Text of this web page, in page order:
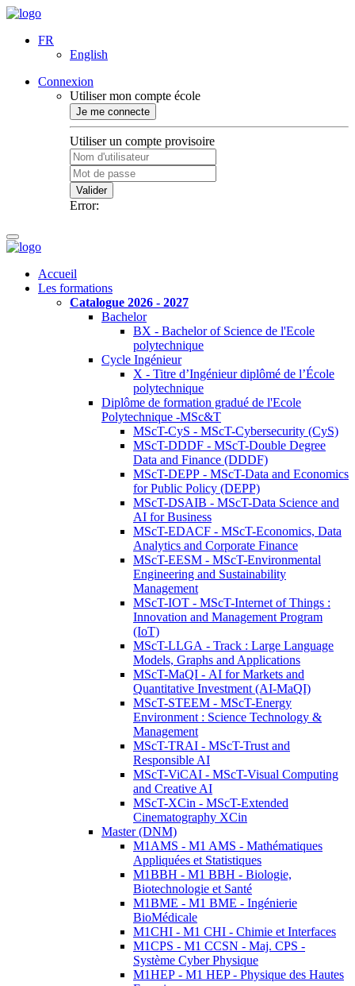
FR
English
Connexion
Utiliser mon compte école
Je me connecte
Utiliser un compte provisoire
Valider
Error:
Accueil
Les formations
Catalogue 2026 - 2027
Bachelor
BX - Bachelor of Science de l'Ecole
polytechnique
Cycle Ingénieur
X - Titre d’Ingénieur diplômé de l’École
polytechnique
Diplôme de formation gradué de l'Ecole
Polytechnique -MSc&T
MScT-CyS - MScT-Cybersecurity (CyS)
MScT-DDDF - MScT-Double Degree
Data and Finance (DDDF)
MScT-DEPP - MScT-Data and Economics
for Public Policy (DEPP)
MScT-DSAIB - MScT-Data Science and
AI for Business
MScT-EDACF - MScT-Economics, Data
Analytics and Corporate Finance
MScT-EESM - MScT-Environmental
Engineering and Sustainability
Management
MScT-IOT - MScT-Internet of Things :
Innovation and Management Program
(IoT)
MScT-LLGA - Track : Large Language
Models, Graphs and Applications
MScT-MaQI - AI for Markets and
Quantitative Investment (AI-MaQI)
MScT-STEEM - MScT-Energy
Environment : Science Technology &
Management
MScT-TRAI - MScT-Trust and
Responsible AI
MScT-ViCAI - MScT-Visual Computing
and Creative AI
MScT-XCin - MScT-Extended
Cinematography XCin
Master (DNM)
M1AMS - M1 AMS - Mathématiques
Appliquées et Statistiques
M1BBH - M1 BBH - Biologie,
Biotechnologie et Santé
M1BME - M1 BME - Ingénierie
BioMédicale
M1CHI - M1 CHI - Chimie et Interfaces
M1CPS - M1 CCSN - Maj. CPS -
Système Cyber Physique
M1HEP - M1 HEP - Physique des Hautes